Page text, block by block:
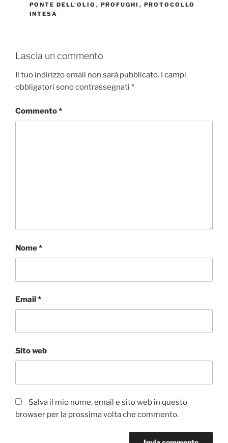
PONTE DELL'OLIO , PROFUGHI , PROTOCOLLO
INTESA
Lascia un commento
Il tuo indirizzo email non sarà pubblicato. I campi
obbligatori sono contrassegnati *
Commento*
Nome*
Email*
Sito web
Salva il mio nome, email e sito web in questo
browser per la prossima volta che commento.